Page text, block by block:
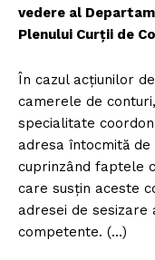
vedere al
Plenului Curții de
În cazul acțiunilor
camerele de
specialitate
adresa întocmită
cuprinzând faptele
care susțin aceste
adresei de
competente. (…)